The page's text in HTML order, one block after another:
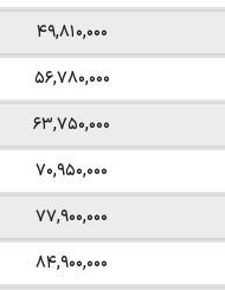
۴۹,۸۱۰,۰۰۰
۵۶,۷۸۰,۰۰۰
۶۳,۷۵۰,۰۰۰
۷۰,۹۵۰,۰۰۰
۷۷,۹۰۰,۰۰۰
۸۴,۹۰۰,۰۰۰